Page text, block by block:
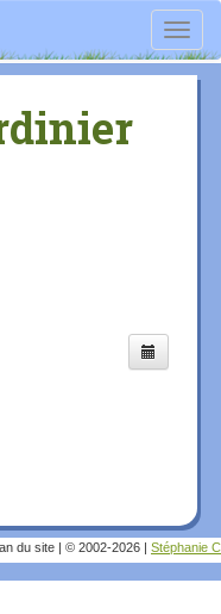
du site | © 2002-2026 | Stéphanie C